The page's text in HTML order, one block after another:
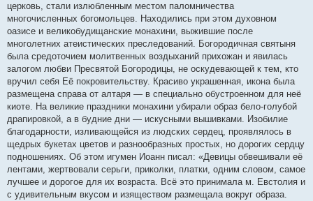
церковь, стали излюбленным местом паломничества
многочисленных богомольцев. Находились при этом духовном
оазисе и великобудищанские монахини, выжившие после
многолетних атеистических преследований. Богородичная святыня
была средоточием молитвенных воздыханий прихожан и явилась
залогом любви Пресвятой Богородицы, не оскудевающей к тем, кто
вручил себя Её покровительству. Красиво украшенная, икона была
размещена справа от алтаря — в специально обустроенном для неё
киоте. На великие праздники монахини убирали образ бело-голубой
драпировкой, а в будние дни — искусными вышивками. Изобилие
благодарности, изливающейся из людских сердец, проявлялось в
щедрых букетах цветов и разнообразных простых, но дорогих сердцу
подношениях. Об этом игумен Иоанн писал: «Девицы обвешивали её
лентами, жертвовали серьги, приколки, платки, одним словом, самое
лучшее и дорогое для их возраста. Всё это принимала м. Евстолия и
с удивительным вкусом и изяществом размещала вокруг образа.